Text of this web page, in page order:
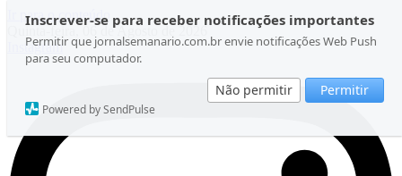
Inscrever-se para receber notificações importantes
Permitir que jornalsemanario.com.br envie notificações Web Push
para seu computador.
Não permitir Permitir
Powered by SendPulse
Ir para o conteúdo
Quinta-feira, 06 de Agosto de 2026
Instagram